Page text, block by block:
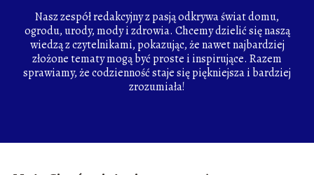
Nasz zespół redakcyjny z pasją odkrywa świat domu,
ogrodu, urody, mody i zdrowia. Chcemy dzielić się naszą
wiedzą z czytelnikami, pokazując, że nawet najbardziej
złożone tematy mogą być proste i inspirujące. Razem
sprawiamy, że codzienność staje się piękniejsza i bardziej
zrozumiała!